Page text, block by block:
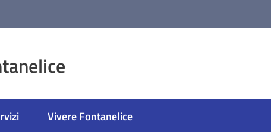
Vivere Fontanelice